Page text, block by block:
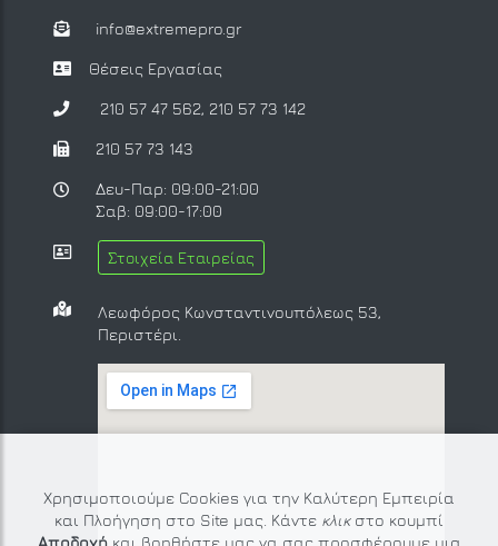
Χρησιμοποιούμε Cookies για την Καλύτερη Εμπειρία
και Πλοήγηση στο Site μας. Κάντε κλικ στο κουμπί
Αποδοχήκαι βοηθήστε μας να σας προσφέρουμε μια
info@extremepro.gr
Θέσεις Εργασίας
210 57 47 562, 210 57 73 142
210 57 73 143
Δευ-Παρ: 09:00-21:00
Σαβ: 09:00-17:00
Στοιχεία Εταιρείας
Λεωφόρος Κωνσταντινουπόλεως 53,
Περιστέρι.